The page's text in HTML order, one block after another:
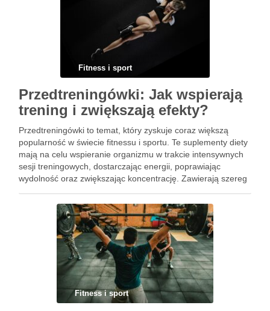
Fitness i sport
Przedtreningówki: Jak wspierają
trening i zwiększają efekty?
Przedtreningówki to temat, który zyskuje coraz większą
popularność w świecie fitnessu i sportu. Te suplementy diety
mają na celu wspieranie organizmu w trakcie intensywnych
sesji treningowych, dostarczając energii, poprawiając
wydolność oraz zwiększając koncentrację. Zawierają szereg
które kompleksowo wpływają na nasze osiągi. W miarę …
Fitness i sport